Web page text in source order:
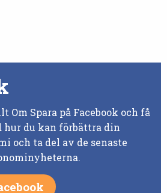
Om Spara på Facebook och få
hur du kan förbättra din
och ta del av de senaste